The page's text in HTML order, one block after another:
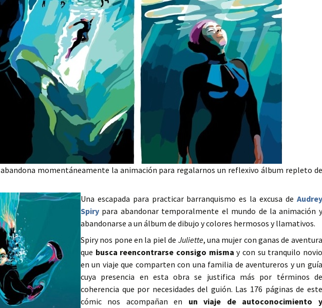
abandona momentáneamente la animación para regalarnos un reflexivo álbum repleto de
Una escapada para practicar barranquismo es la excusa de Audrey
Spiry para abandonar temporalmente el mundo de la animación y
abandonarse a un álbum de dibujo y colores hermosos y llamativos.
Spiry nos pone en la piel de Juliette, una mujer con ganas de aventura
que busca reencontrarse consigo misma y con su tranquilo novio
en un viaje que comparten con una familia de aventureros y un guía
cuya presencia en esta obra se justifica más por términos de
coherencia que por necesidades del guión. Las 176 páginas de este
cómic nos acompañan en un viaje de autoconocimiento y